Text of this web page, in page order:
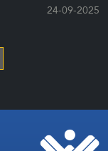
24-09-2025